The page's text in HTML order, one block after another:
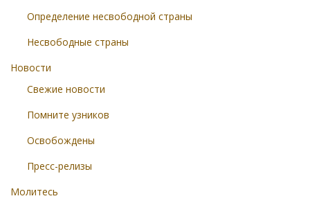
Определение несвободной страны
Несвободные страны
Новости
Свежие новости
Помните узников
Освобождены
Пресс-релизы
Молитесь